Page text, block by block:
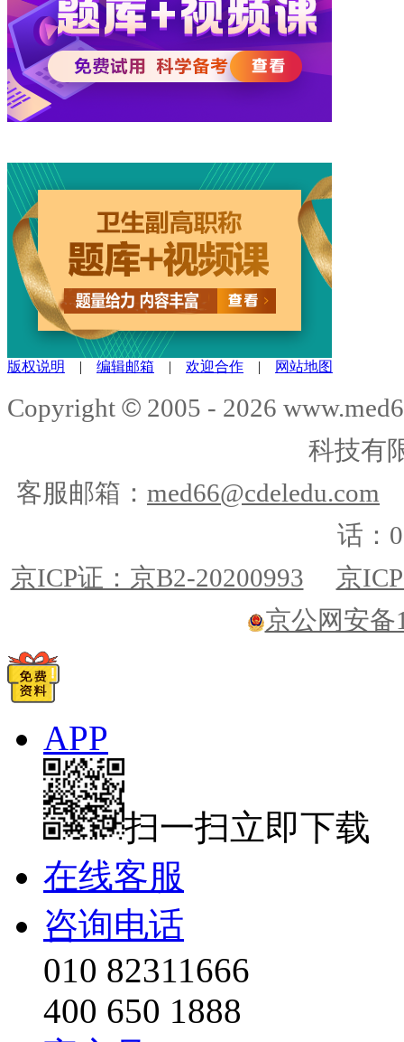
版权说明 | 编辑邮箱 | 欢迎合作 | 网站地图
Copyright © 2005 - 2026
科技有
客服邮箱： med66@cdeledu.com
话：
京ICP证：京B2-20200993
京
京公网安备
APP
扫一扫立即下载
在线客服
咨询电话
010 82311666
400 650 1888